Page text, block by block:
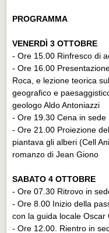
PROGRAMMA
VENERDÌ 3 OTTOBRE
- Ore 15.00 Rinfresco di
- Ore 16.00
Roca, e lezione teorica
geografico e
geologo Aldo Antoniazzi
- Ore 19.30 Cena in sede
- Ore 21.00 Proiezione
piantava gli alberi (Cell
romanzo di Jean Giono
SABATO 4 OTTOBRE
- Ore 07.30 Ritrovo in
- Ore 8.00 Inizio della
con la guida locale Oscar
- Ore 12.00. Rientro in